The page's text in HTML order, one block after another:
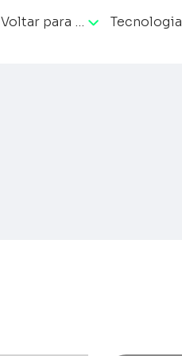
Voltar para … Tecnologia